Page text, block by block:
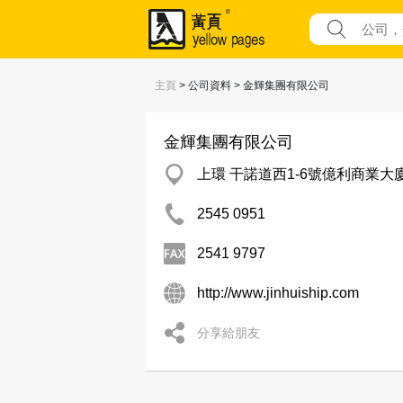
主頁 > 公司資料 > 金輝集團有限公司
金輝集團有限公司
上環 干諾道西1-6號億利商業大
2545 0951
2541 9797
http://www.jinhuiship.com
分享給朋友